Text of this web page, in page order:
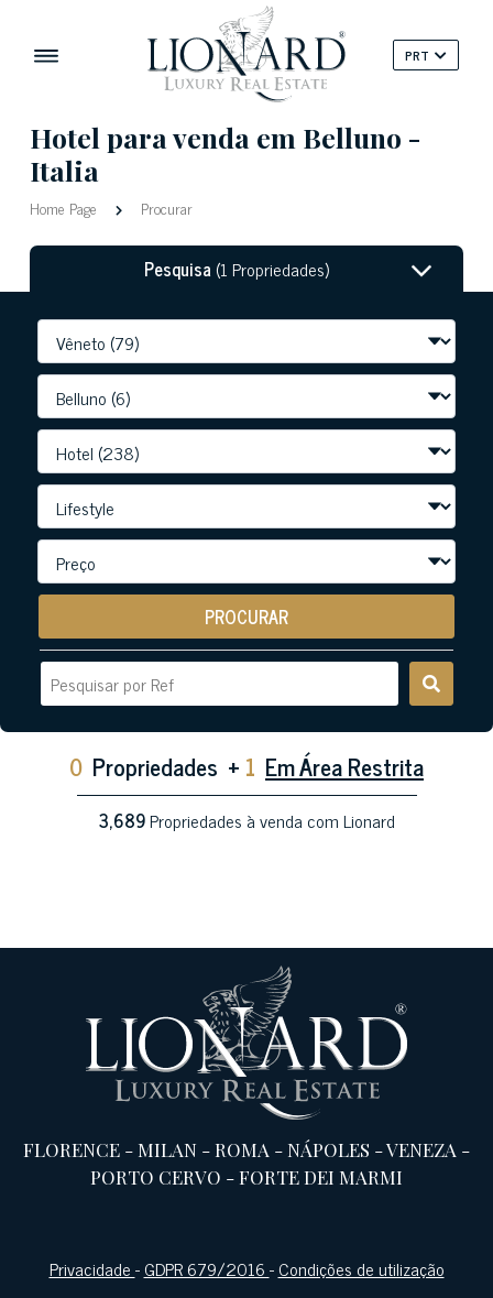
PRT
Hotel para venda em Belluno -
Italia
Home Page Procurar
Pesquisa(1 Propriedades)
PROCURAR
0 Propriedades + 1 Em Área Restrita
3,689Propriedades à venda com Lionard
FLORENCE -MILAN -ROMA -NÁPOLES -VENEZA -
PORTO CERVO -FORTE DEI MARMI
Privacidade-GDPR 679/2016-Condições de utilização